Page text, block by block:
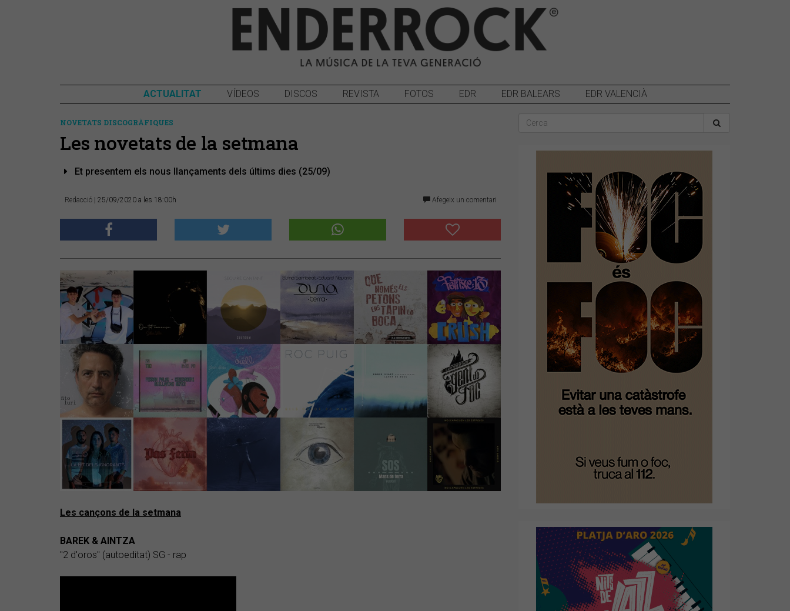
ACTUALITAT VÍDEOS DISCOS REVISTA FOTOS EDR EDR BALEARS EDR VALENCIÀ
NOVETATS DISCOGRÀFIQUES
Les novetats de la setmana
Et presentem els nous llançaments dels últims dies (25/09)
Redacció | 25/09/2020 a les 18:00h Afegeix un comentari
Les cançons de la setmana
BAREK & AINTZA
"2 d'oros" (autoeditat) SG - rap